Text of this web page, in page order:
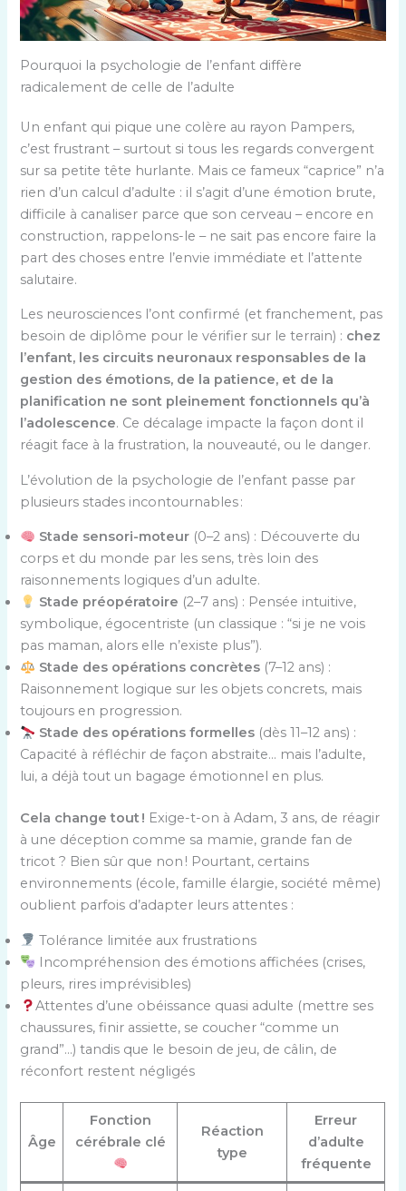
Pourquoi la psychologie de l’enfant diffère
radicalement de celle de l’adulte
Un enfant qui pique une colère au rayon Pampers,
c’est frustrant – surtout si tous les regards convergent
sur sa petite tête hurlante. Mais ce fameux “caprice” n’a
rien d’un calcul d’adulte : il s’agit d’une émotion brute,
difficile à canaliser parce que son cerveau – encore en
construction, rappelons-le – ne sait pas encore faire la
part des choses entre l’envie immédiate et l’attente
salutaire.
Les neurosciences l’ont confirmé (et franchement, pas
besoin de diplôme pour le vérifier sur le terrain) : chez
l’enfant, les circuits neuronaux responsables de la
gestion des émotions, de la patience, et de la
planification ne sont pleinement fonctionnels qu’à
l’adolescence. Ce décalage impacte la façon dont il
réagit face à la frustration, la nouveauté, ou le danger.
L’évolution de la psychologie de l’enfant passe par
plusieurs stades incontournables :
Stade sensori-moteur (0–2 ans) : Découverte du
corps et du monde par les sens, très loin des
raisonnements logiques d’un adulte.
Stade préopératoire (2–7 ans) : Pensée intuitive,
symbolique, égocentriste (un classique : “si je ne vois
pas maman, alors elle n’existe plus”).
Stade des opérations concrètes (7–12 ans) :
Raisonnement logique sur les objets concrets, mais
toujours en progression.
Stade des opérations formelles (dès 11–12 ans) :
Capacité à réfléchir de façon abstraite… mais l’adulte,
lui, a déjà tout un bagage émotionnel en plus.
Cela change tout ! Exige-t-on à Adam, 3 ans, de réagir
à une déception comme sa mamie, grande fan de
tricot ? Bien sûr que non ! Pourtant, certains
environnements (école, famille élargie, société même)
oublient parfois d’adapter leurs attentes :
Tolérance limitée aux frustrations
Incompréhension des émotions affichées (crises,
pleurs, rires imprévisibles)
Attentes d’une obéissance quasi adulte (mettre ses
chaussures, finir assiette, se coucher “comme un
grand”…) tandis que le besoin de jeu, de câlin, de
réconfort restent négligés
Âge
Fonction
cérébrale clé
Réaction
type
Erreur
d’adulte
fréquente